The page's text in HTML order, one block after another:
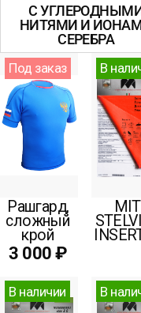
С
НИТЯМИ И
СЕРЕБРА
Под заказ
Рашгард,
сложный
крой
3 000 ₽
В
MITI
В наличии В